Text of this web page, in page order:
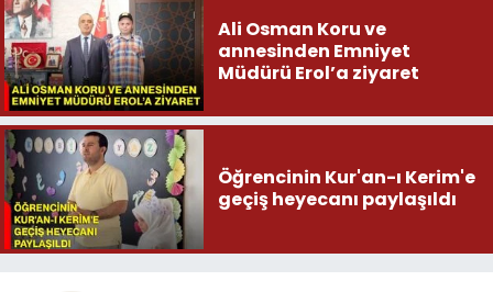
Ali Osman Koru ve
annesinden Emniyet
Müdürü Erol’a ziyaret
Öğrencinin Kur'an-ı Kerim'e
geçiş heyecanı paylaşıldı